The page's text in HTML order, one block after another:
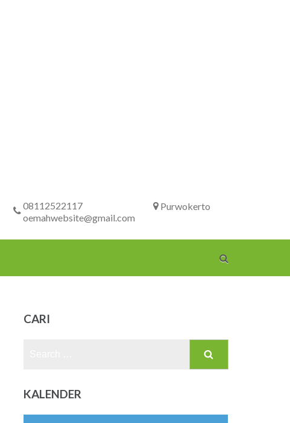
Purwokerto
08112522117
oemahwebsite@gmail.com
CARI
Search
KALENDER